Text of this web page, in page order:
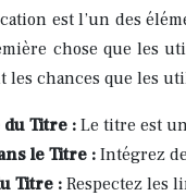
est l’un des
chose que les
les chances que les
Titre : Le titre est
le Titre : Intégrez
Titre : Respectez les